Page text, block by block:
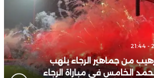
رهيب من جماهير الرجاء يلهب
الخامس في مباراة الرجاء